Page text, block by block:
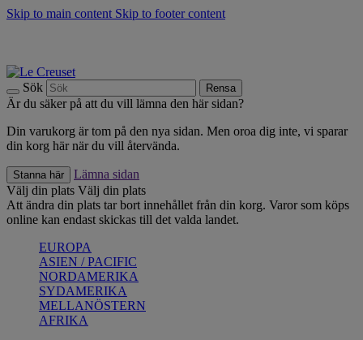
Skip to main content Skip to footer content
Sök Rensa
Är du säker på att du vill lämna den här sidan?
Din varukorg är tom på den nya sidan. Men oroa dig inte, vi sparar
din korg här när du vill återvända.
Stanna här
Lämna sidan
Välj din plats Välj din plats
Att ändra din plats tar bort innehållet från din korg. Varor som köps
online kan endast skickas till det valda landet.
EUROPA
ASIEN / PACIFIC
NORDAMERIKA
SYDAMERIKA
MELLANÖSTERN
AFRIKA